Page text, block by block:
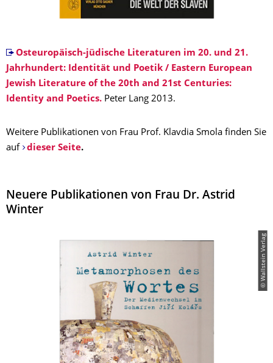
Osteuropäisch-jüdische Literaturen im 20. und 21.
Jahrhundert: Identität und Poetik / Eastern European
Jewish Literature of the 20th and 21st Centuries:
Identity and Poetics. Peter Lang 2013.
Weitere Publikationen von Frau Prof. Klavdia Smola finden Sie
auf
dieser Seite.
Neuere Publikationen von Frau Dr. Astrid
Winter
© Wallstein Verlag